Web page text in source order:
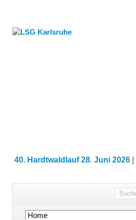
40. Hardtwaldlauf 28. Juni 2026
Navigation